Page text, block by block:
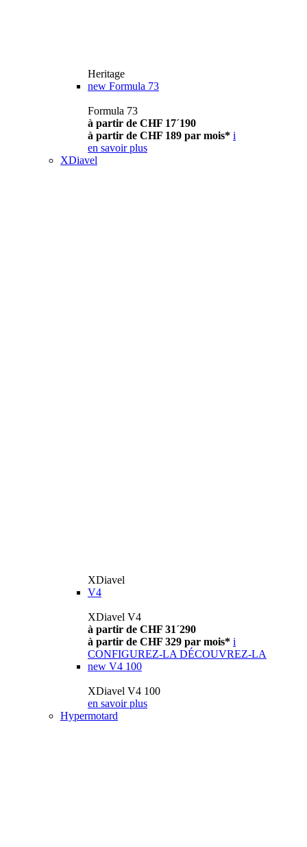
Heritage
new Formula 73
Formula 73
à partir de CHF 17´190
à partir de CHF 189 par mois* i
en savoir plus
XDiavel
XDiavel
V4
XDiavel V4
à partir de CHF 31´290
à partir de CHF 329 par mois* i
CONFIGUREZ-LA DÉCOUVREZ-LA
new V4 100
XDiavel V4 100
en savoir plus
Hypermotard